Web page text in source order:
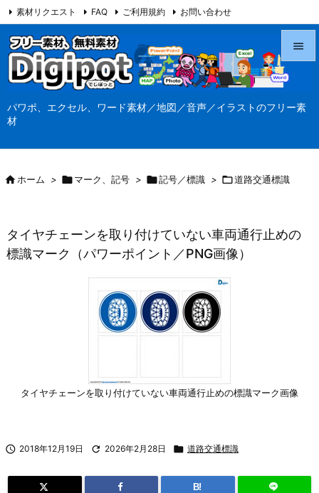
パワポ、エクセル、ワード素材／地図／音声／イラストのフリー素
材



検索
素材リクエスト FAQ ご利用規約 お問い合わせ
当サイト（Digipot.net）について
ホーム > マーク、記号 > 記号／標識 > 道路交通標識
タイヤチェーンを取り付けていない車両通行止めの
標識マーク（パワーポイント／PNG画像）
タイヤチェーンを取り付けていない車両通行止めの標識マーク画像
 2018年12月19日  2026年2月28日  道路交通標識
B!